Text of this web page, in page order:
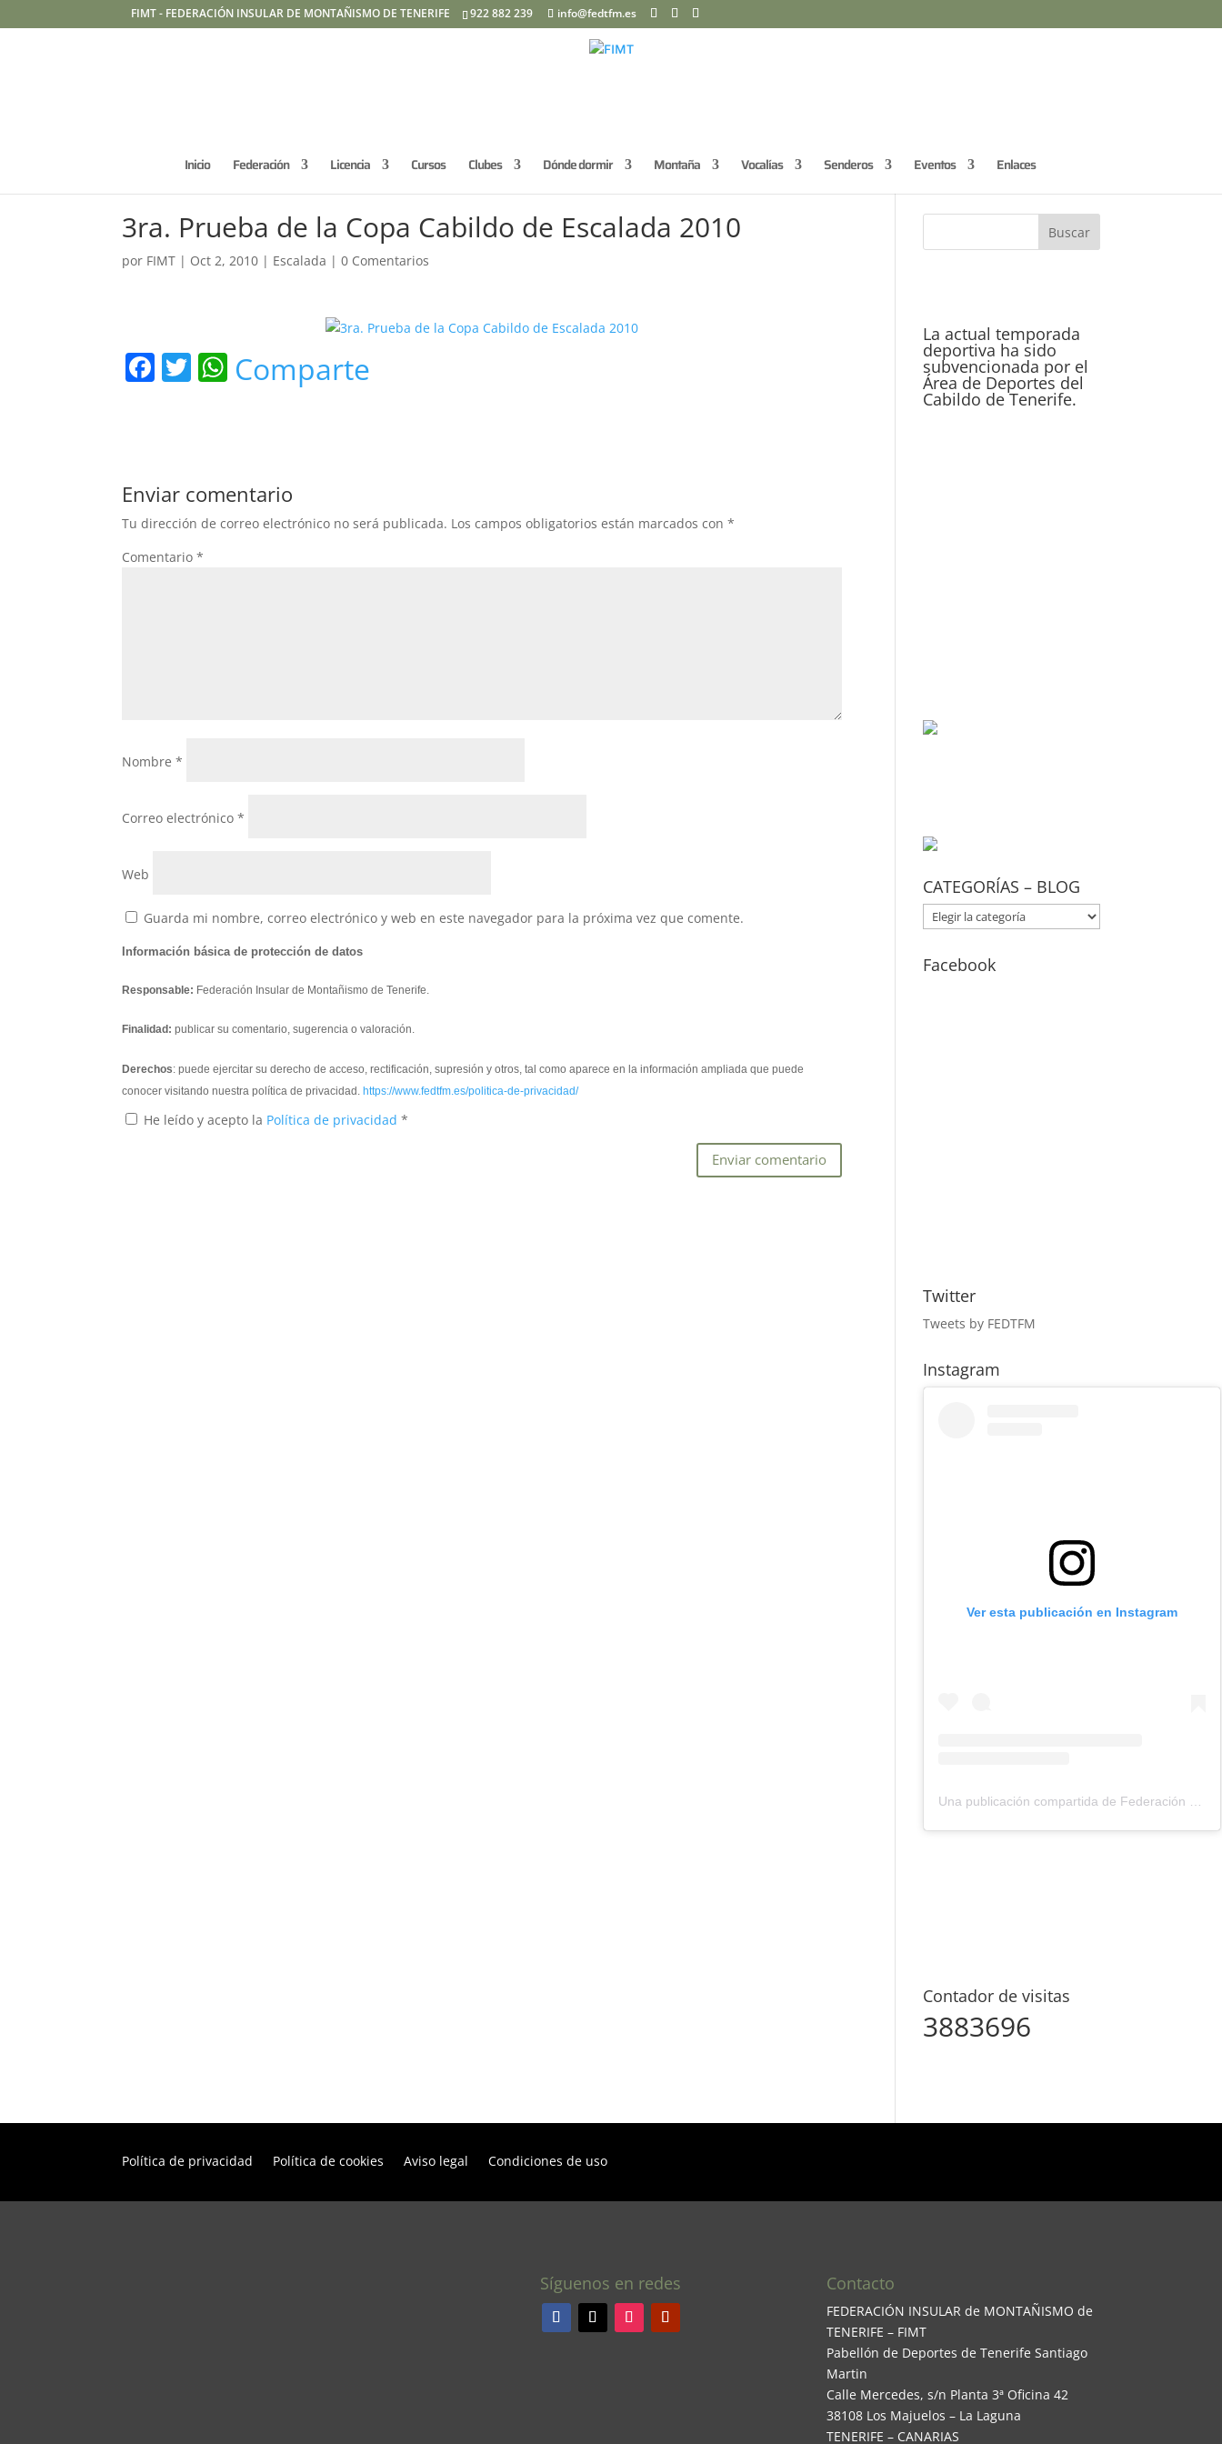
FIMT - FEDERACIÓN INSULAR DE MONTAÑISMO DE TENERIFE 922 882 239 info@fedtfm.es
Inicio Federación Licencia Cursos Clubes Dónde dormir Montaña Vocalías Senderos Eventos Enlaces
3ra. Prueba de la Copa Cabildo de Escalada 2010
por FIMT | Oct 2, 2010 | Escalada |0 Comentarios
F
b
o
o
k
T W
A
p
p
Comparte
Enviar comentario
Tu dirección de correo electrónico no será publicada. Los campos obligatorios están marcados con*
Comentario*
Nombre*
Correo electrónico*
Web
Guarda mi nombre, correo electrónico y web en este navegador para la próxima vez que comente.
Información básica de protección de datos
Responsable: Federación Insular de Montañismo de Tenerife.
Finalidad: publicar su comentario, sugerencia o valoración.
Derechos: puede ejercitar su derecho de acceso, rectificación, supresión y otros, tal como aparece en la información ampliada que puede
conocer visitando nuestra política de privacidad.https://www.fedtfm.es/politica-de-privacidad/
He leído y acepto la Política de privacidad*
La actual temporada
deportiva ha sido
subvencionada por el
Área de Deportes del
Cabildo de Tenerife.
CATEGORÍAS – BLOG
CATEGORÍAS
–
BLOG
Facebook
Twitter
Tweets by FEDTFM
Instagram
Ver esta publicación en Instagram
Contador de visitas
3883696
Política de privacidad Política de cookies Aviso legal Condiciones de uso
Síguenos en redes Contacto
FEDERACIÓN INSULAR de MONTAÑISMO de
TENERIFE – FIMT
Pabellón de Deportes de Tenerife Santiago
Martin
Calle Mercedes, s/n Planta 3ª Oficina 42
38108 Los Majuelos – La Laguna
TENERIFE – CANARIAS